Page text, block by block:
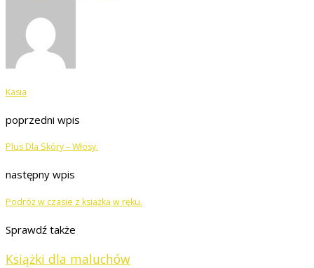
Kasia
poprzedni wpis
Plus Dla Skóry – Włosy.
następny wpis
Podróż w czasie z książką w ręku.
Sprawdź także
Książki dla maluchów